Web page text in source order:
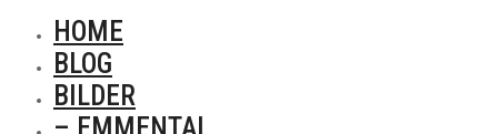
HOME
BLOG
BILDER